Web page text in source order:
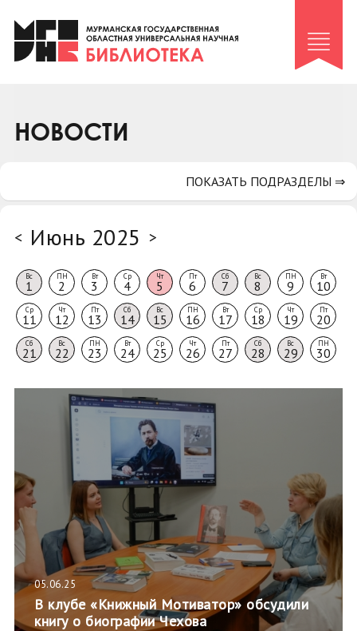
Клуб «Гиря и сельдерей»
Клуб «Семейный архив»
Коллегам
НОВОСТИ
< Июнь 2025 >
Вс
1
ПН
2
Вт
3
Ср
4
Чт
5
Пт
6
Сб
7
Вс
8
ПН
9
Вт
10
Ср
11
Чт
12
Пт
13
Сб
14
Вс
15
ПН
16
Вт
17
Ср
18
Чт
19
Пт
20
Сб
21
Вс
22
ПН
23
Вт
24
Ср
25
Чт
26
Пт
27
Сб
28
Вс
29
ПН
30
05.06.25
В клубе «Книжный Мотиватор» обсудили
книгу о биографии Чехова
ПОКАЗАТЬ ПОДРАЗДЕЛЫ ⇒